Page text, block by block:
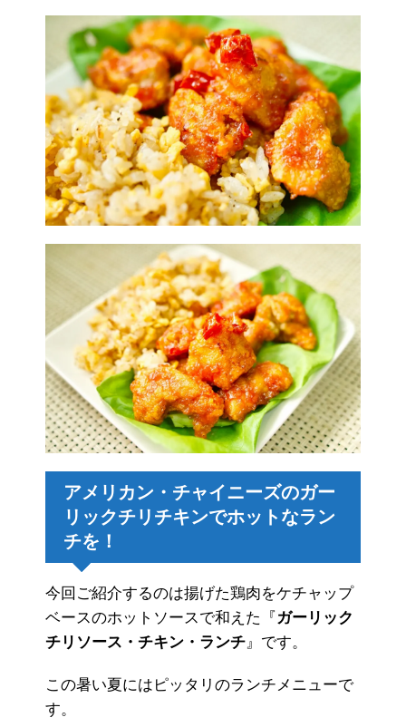
アメリカン・チャイニーズのガー
リックチリチキンでホットなラン
チを！
今回ご紹介するのは揚げた鶏肉をケチャップ
ベースのホットソースで和えた『ガーリック
チリソース・チキン・ランチ』です。
この暑い夏にはピッタリのランチメニューで
す。